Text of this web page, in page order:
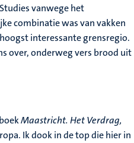
vanwege het
combinatie was van vakken
interessante grensregio.
over, onderweg vers brood uit
Maastricht. Het Verdrag,
Ik dook in de top die hier in